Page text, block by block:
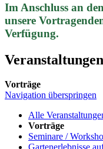
Im Anschluss an
unsere
Verfügung.
Veranstaltungen
Vorträge
Navigation überspringen
Alle
Vorträge
Seminare /